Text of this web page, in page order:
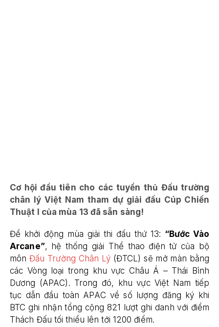
Cơ hội đầu tiên cho các tuyển thủ Đấu trường
chân lý Việt Nam tham dự giải đấu Cúp Chiến
Thuật I của mùa 13 đã sẵn sàng!
Để khởi động mùa giải thi đấu thứ 13: “Bước Vào
Arcane”, hệ thống giải Thể thao điện tử của bộ
mônĐấu Trường Chân Lý (ĐTCL) sẽ mở màn bằng
các Vòng loại trong khu vực Châu Á – Thái Bình
Dương (APAC). Trong đó, khu vực Việt Nam tiếp
tục dẫn đầu toàn APAC về số lượng đăng ký khi
BTC ghi nhận tổng cộng 821 lượt ghi danh với điểm
Thách Đấu tối thiểu lên tới 1200 điểm.